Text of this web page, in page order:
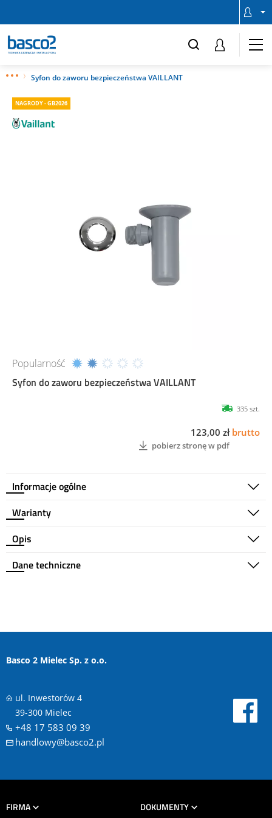
Syfon do zaworu bezpieczeństwa VAILLANT
Popularność
NAGRODY - GB2026
Syfon do zaworu bezpieczeństwa VAILLANT
Informacje ogólne
335 szt.
123,00 zł brutto
pobierz stronę w pdf
Warianty
Opis
Dane techniczne
Basco 2 Mielec Sp. z o.o.
ul. Inwestorów 4
39-300 Mielec
+48 17 583 09 39
handlowy@basco2.pl
FIRMA DOKUMENTY